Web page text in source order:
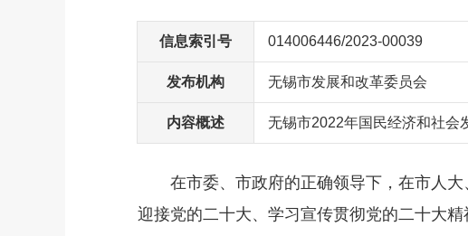
信息索引号 014006446/2023-00039
发布机构 无锡市发展和改革委员会
内容概述 无锡市2022年国民经济和社会
在市委、市政府的正确领导下，在市人大
迎接党的二十大、学习宣传贯彻党的二十大